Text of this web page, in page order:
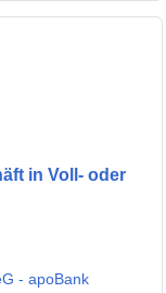
in Voll- oder
- apoBank